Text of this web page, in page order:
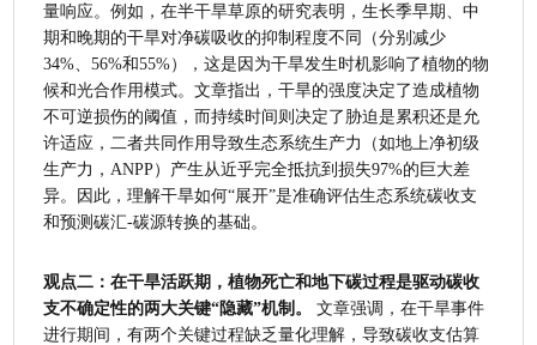
量响应。例如，在半干旱草原的研究表明，生长季早期、中
期和晚期的干旱对净碳吸收的抑制程度不同（分别减少
34%、56%和55%），这是因为干旱发生时机影响了植物的物
候和光合作用模式。文章指出，干旱的强度决定了造成植物
不可逆损伤的阈值，而持续时间则决定了胁迫是累积还是允
许适应，二者共同作用导致生态系统生产力（如地上净初级
生产力，ANPP）产生从近乎完全抵抗到损失97%的巨大差
异。因此，理解干旱如何“展开”是准确评估生态系统碳收支
和预测碳汇-碳源转换的基础。
观点二：在干旱活跃期，植物死亡和地下碳过程是驱动碳收
支不确定性的两大关键“隐藏”机制。
文章强调，在干旱事件
进行期间，有两个关键过程缺乏量化理解，导致碳收支估算